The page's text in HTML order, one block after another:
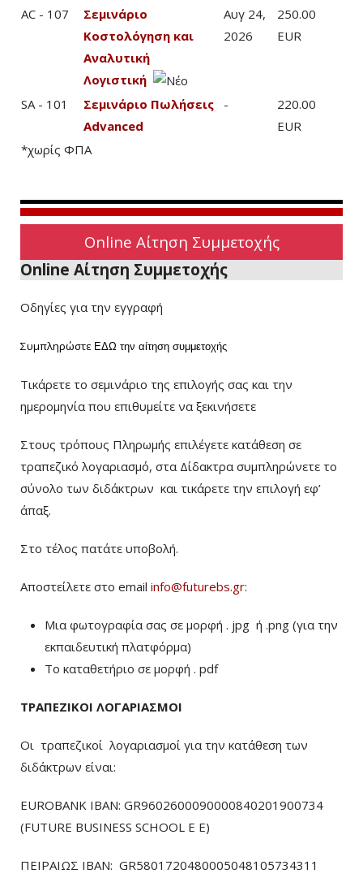
AC - 107
Σεμινάριο
Κοστολόγηση και
Αναλυτική
Λογιστική
Αυγ 24,
2026
250.00
EUR
SA - 101
Σεμινάριο Πωλήσεις
Advanced
-
220.00
EUR
*χωρίς ΦΠΑ
Online Αίτηση Συμμετοχής
Online Αίτηση Συμμετοχής
Οδηγίες για την εγγραφή
Συμπληρώστε ΕΔΩ την αίτηση συμμετοχής
Τικάρετε το σεμινάριο της επιλογής σας και την
ημερομηνία που επιθυμείτε να ξεκινήσετε
Στους τρόπους Πληρωμής επιλέγετε κατάθεση σε
τραπεζικό λογαριασμό, στα Δίδακτρα συμπληρώνετε το
σύνολο των διδάκτρων και τικάρετε την επιλογή εφ’
άπαξ.
Στο τέλος πατάτε υποβολή.
Αποστείλετε στο email info@futurebs.gr:
Μια φωτογραφία σας σε μορφή . jpg ή .png (για την
εκπαιδευτική πλατφόρμα)
To καταθετήριο σε μορφή . pdf
ΤΡΑΠΕΖΙΚΟΙ ΛΟΓΑΡΙΑΣΜΟΙ
Οι τραπεζικοί λογαριασμοί για την κατάθεση των
διδάκτρων είναι:
EUROBANK IBAN: GR9602600090000840201900734
(FUTURE BUSINESS SCHOOL E E)
ΠΕΙΡΑΙΩΣ ΙΒΑΝ: GR5801720480005048105734311